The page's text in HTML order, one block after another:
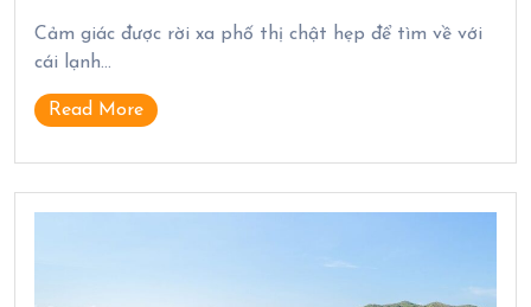
Cảm giác được rời xa phố thị chật hẹp để tìm về với
cái lạnh…
Read More